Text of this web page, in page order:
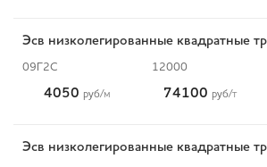
Эсв низколегированные квадратные
09Г2С 12000
4050 руб/м 74100 руб/т
Эсв низколегированные квадратные